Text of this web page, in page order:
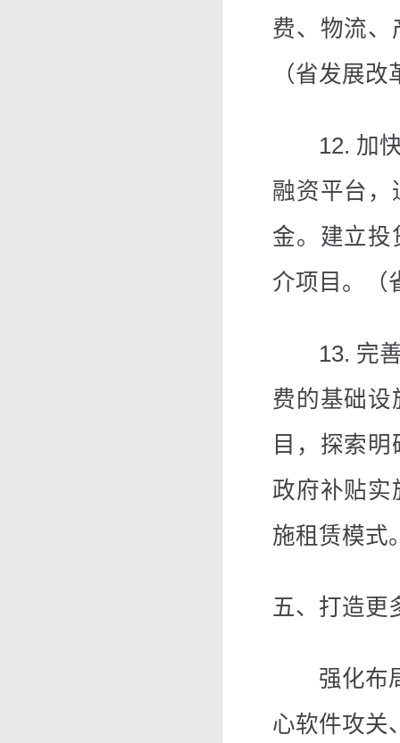
费、物流、
（省发展
12. 加快
融资平台，
金。建立投
介项目。（
13. 完善
费的基础设
目，探索
政府补贴实
施租赁模式
五、打造更
强化布局
心软件攻关